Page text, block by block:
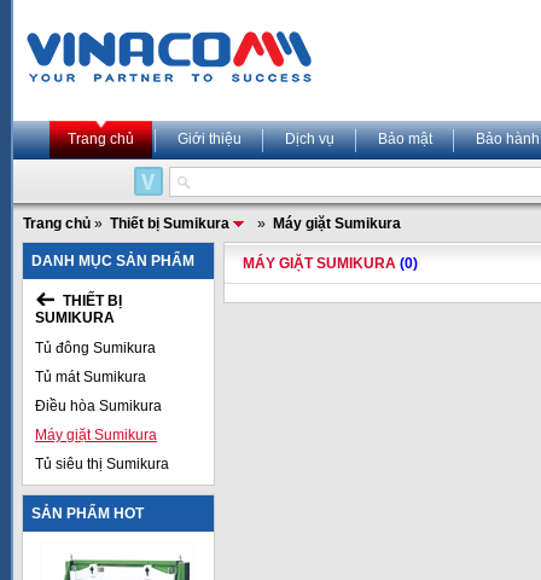
Trang chủ Giới thiệu Dịch vụ Bảo mật Bảo hành
Trang chủ » Thiết bị Sumikura » Máy giặt Sumikura
DANH MỤC SẢN PHẨM
THIẾT BỊ
SUMIKURA
Tủ đông Sumikura
Tủ mát Sumikura
Điều hòa Sumikura
Máy giặt Sumikura
Tủ siêu thị Sumikura
SẢN PHẨM HOT
MÁY GIẶT SUMIKURA (0)